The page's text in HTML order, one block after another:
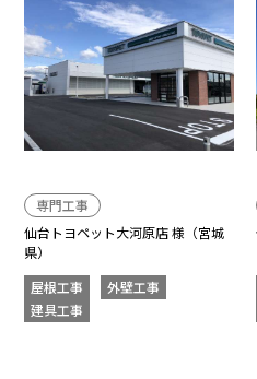
仙台トヨペット大河原店 様（宮城
県）
専門工事
屋根工事
外壁工事
建具工事